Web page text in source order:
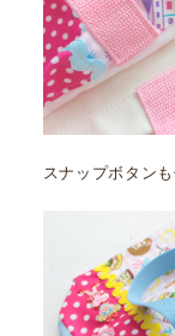
スナップボタン